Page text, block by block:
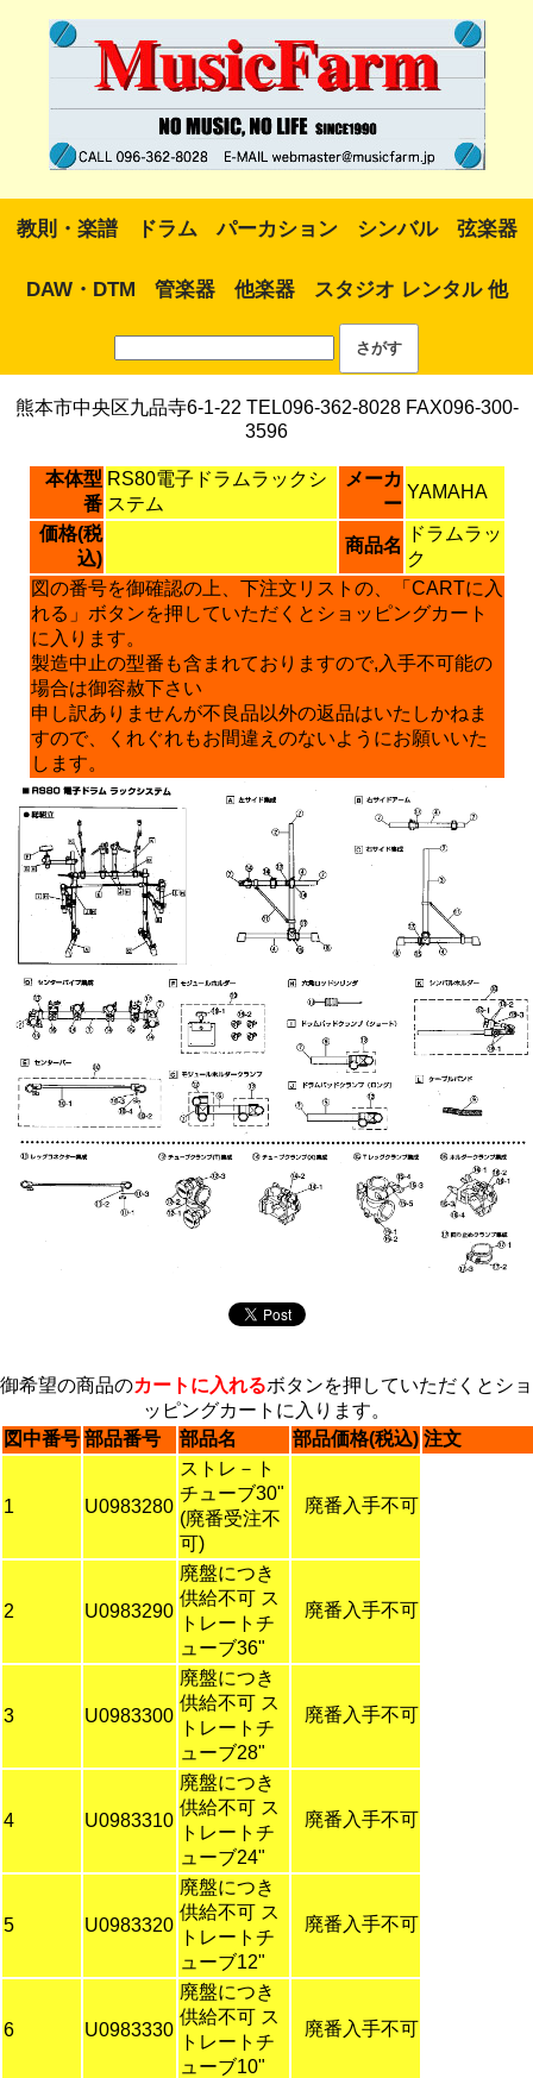
教則・楽譜 ドラム パーカション シンバル 弦楽器
DAW・DTM 管楽器 他楽器 スタジオ レンタル 他
熊本市中央区九品寺6-1-22 TEL096-362-8028 FAX096-300-
3596
本体型
番
RS80電子ドラムラックシ
ステム
メーカ
ー
YAMAHA
価格(税
込)
商品名
ドラムラッ
ク
図の番号を御確認の上、下注文リストの、「CARTに入
れる」ボタンを押していただくとショッピングカート
に入ります。
製造中止の型番も含まれておりますので,入手不可能の
場合は御容赦下さい
申し訳ありませんが不良品以外の返品はいたしかねま
すので、くれぐれもお間違えのないようにお願いいた
します。
御希望の商品のカートに入れるボタンを押していただくとショ
ッピングカートに入ります。
図中番号 部品番号 部品名 部品価格(税込) 注文
1 U0983280
ストレ－ト
チューブ30"
(廃番受注不
可)
廃番入手不可
2 U0983290
廃盤につき
供給不可 ス
トレートチ
ューブ36"
廃番入手不可
3 U0983300
廃盤につき
供給不可 ス
トレートチ
ューブ28"
廃番入手不可
4 U0983310
廃盤につき
供給不可 ス
トレートチ
ューブ24"
廃番入手不可
5 U0983320
廃盤につき
供給不可 ス
トレートチ
ューブ12"
廃番入手不可
6 U0983330
廃盤につき
供給不可 ス
トレートチ
ューブ10"
廃番入手不可